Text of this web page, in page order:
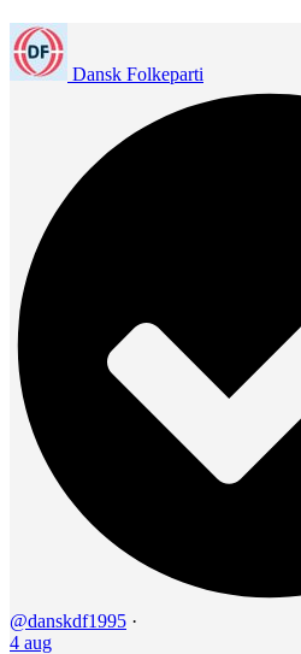
Dansk Folkeparti
@danskdf1995 ·
4 aug